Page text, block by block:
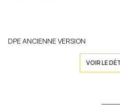
DPE ANCIENNE VERSION
VOIR LE